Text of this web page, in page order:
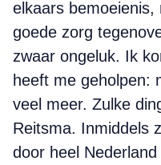
elkaars bemoeienis,
goede zorg
zwaar ongeluk. Ik
heeft me geholpen:
veel meer. Zulke
Reitsma. Inmiddels
door heel